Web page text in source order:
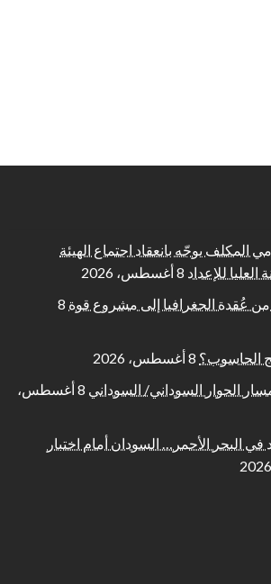
المكلف يوجّه بانعقاد اجتماع الهيئة
للإعداد 8 أغسطس، 2026
من عُقدة الجغرافيا إلى مشروع قوة 8
الحاسوب؟ 8 أغسطس، 2026
الحوار السوداني/ السوداني
8 أغسطس،
في البحر الأحمر… السودان أمام اختبار